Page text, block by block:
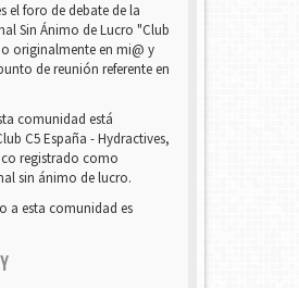
el foro de debate de la
Sin Ánimo de Lucro "Club
originalmente en mi@ y
de reunión referente en
comunidad está
C5 España - Hydractives,
registrado como
sin ánimo de lucro.
a esta comunidad es